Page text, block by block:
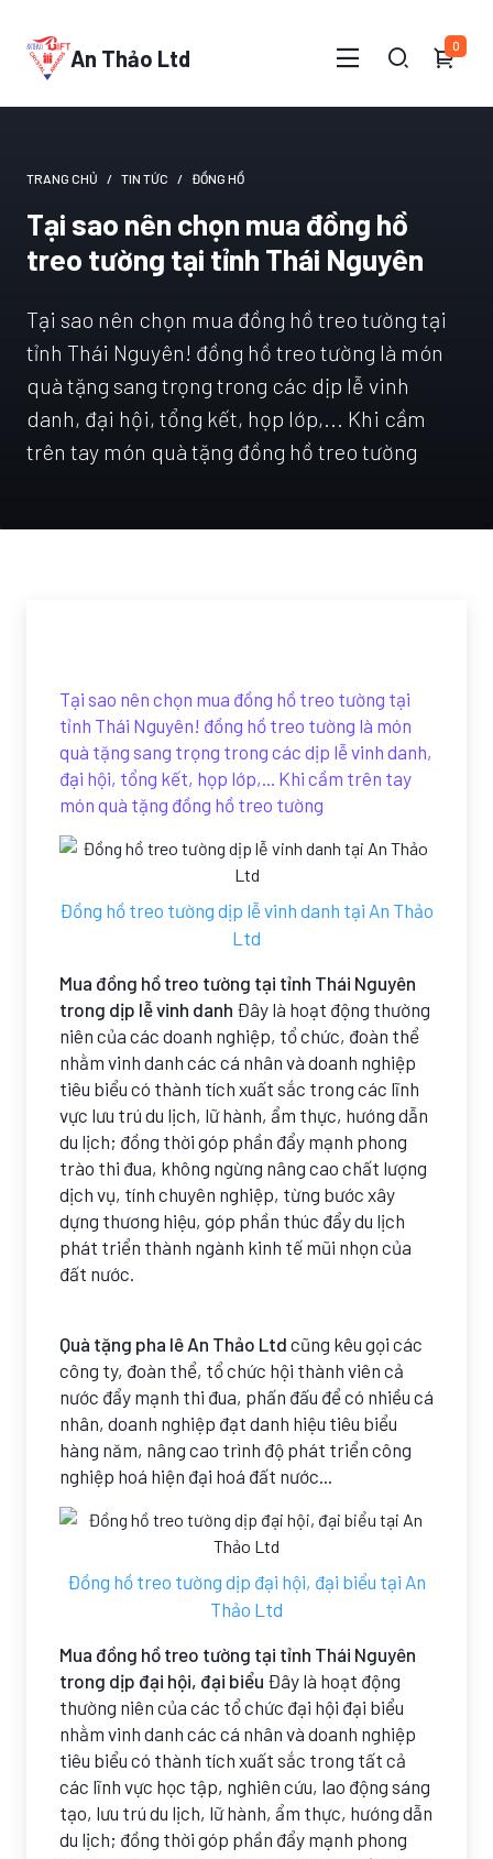
An Thảo Ltd 0
TRANG CHỦ TIN TỨC ĐỒNG HỒ
Tại sao nên chọn mua đồng hồ
treo tường tại tỉnh Thái Nguyên
Tại sao nên chọn mua đồng hồ treo tường tại
tỉnh Thái Nguyên! đồng hồ treo tường là món
quà tặng sang trọng trong các dịp lễ vinh
danh, đại hội, tổng kết, họp lớp,... Khi cầm
trên tay món quà tặng đồng hồ treo tường
Tại sao nên chọn mua đồng hồ treo tường tại
tỉnh Thái Nguyên! đồng hồ treo tường là món
quà tặng sang trọng trong các dịp lễ vinh danh,
đại hội, tổng kết, họp lớp,... Khi cầm trên tay
món quà tặng đồng hồ treo tường
Đồng hồ treo tường dịp lễ vinh danh tại An Thảo
Ltd
Mua đồng hồ treo tường tại tỉnh Thái Nguyên
trong dịp lễ vinh danh Đây là hoạt động thường
niên của các doanh nghiệp, tổ chức, đoàn thể
nhằm vinh danh các cá nhân và doanh nghiệp
tiêu biểu có thành tích xuất sắc trong các lĩnh
vực lưu trú du lịch, lữ hành, ẩm thực, hướng dẫn
du lịch; đồng thời góp phần đẩy mạnh phong
trào thi đua, không ngừng nâng cao chất lượng
dịch vụ, tính chuyên nghiệp, từng bước xây
dựng thương hiệu, góp phần thúc đẩy du lịch
phát triển thành ngành kinh tế mũi nhọn của
đất nước.
Quà tặng pha lê An Thảo Ltd cũng kêu gọi các
công ty, đoàn thể, tổ chức hội thành viên cả
nước đẩy mạnh thi đua, phấn đấu để có nhiều cá
nhân, doanh nghiệp đạt danh hiệu tiêu biểu
hàng năm, nâng cao trình độ phát triển công
nghiệp hoá hiện đại hoá đất nước...
Đồng hồ treo tường dịp đại hội, đại biểu tại An
Thảo Ltd
Mua đồng hồ treo tường tại tỉnh Thái Nguyên
trong dịp đại hội, đại biểu Đây là hoạt động
thường niên của các tổ chức đại hội đại biểu
nhằm vinh danh các cá nhân và doanh nghiệp
tiêu biểu có thành tích xuất sắc trong tất cả
các lĩnh vực học tập, nghiên cứu, lao động sáng
tạo, lưu trú du lịch, lữ hành, ẩm thực, hướng dẫn
du lịch; đồng thời góp phần đẩy mạnh phong